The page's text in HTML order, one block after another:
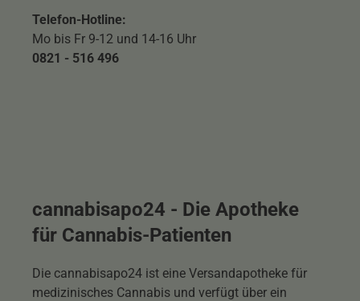
Telefon-Hotline:
Mo bis Fr 9-12 und 14-16 Uhr
0821 - 516 496
cannabisapo24 - Die Apotheke
für Cannabis-Patienten
Die cannabisapo24 ist eine Versandapotheke für
medizinisches Cannabis und verfügt über ein